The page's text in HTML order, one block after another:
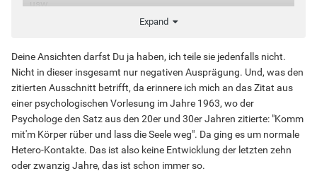
Diese Verrohung ist aber ganz normal, weil wir alle nur
auch solcher Seiten. .... (schreibt nussija)
Expand
Deine Ansichten darfst Du ja haben, ich teile sie jedenfalls nicht.
Nicht in dieser insgesamt nur negativen Ausprägung. Und, was den
zitierten Ausschnitt betrifft, da erinnere ich mich an das Zitat aus
einer psychologischen Vorlesung im Jahre 1963, wo der
Psychologe den Satz aus den 20er und 30er Jahren zitierte: "Komm
mit'm Körper rüber und lass die Seele weg". Da ging es um normale
Hetero-Kontakte. Das ist also keine Entwicklung der letzten zehn
oder zwanzig Jahre, das ist schon immer so.